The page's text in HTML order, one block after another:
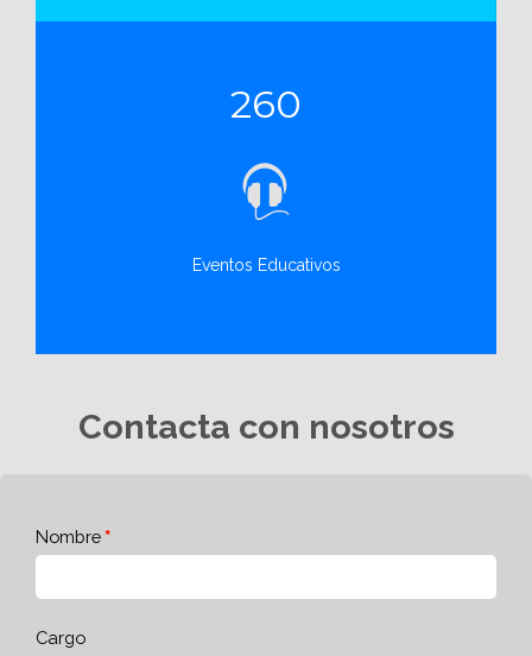
260
Eventos Educativos
Contacta con nosotros
Nombre
Cargo